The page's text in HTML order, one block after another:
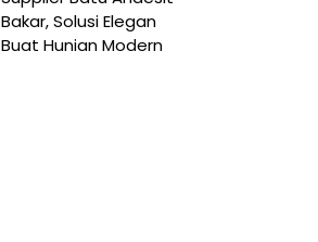
Bakar, Solusi Elegan
Buat Hunian Modern